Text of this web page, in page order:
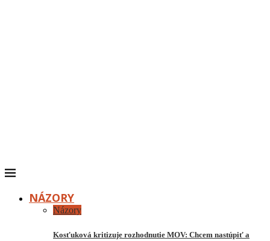
NÁZORY
Názory
Kosťuková kritizuje rozhodnutie MOV: Chcem nastúpiť a